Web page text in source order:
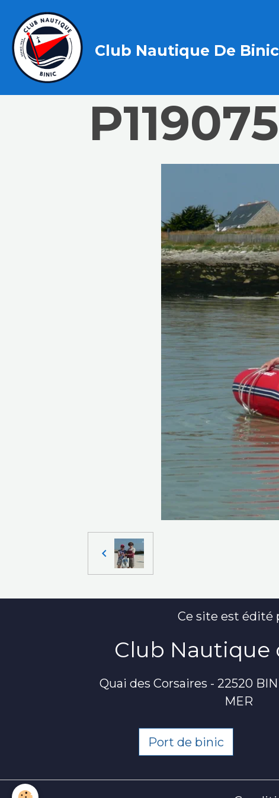
Club Nautique De Binic
Ce site est édité
Club Nautique
Quai des Corsaires - 22520
MER
Port de binic